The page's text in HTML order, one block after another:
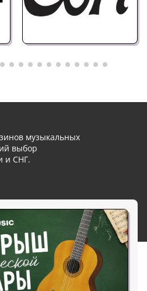
музыкальных
выбор
и СНГ.